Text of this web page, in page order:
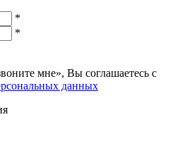
*
*
мне», Вы соглашаетесь с
данных